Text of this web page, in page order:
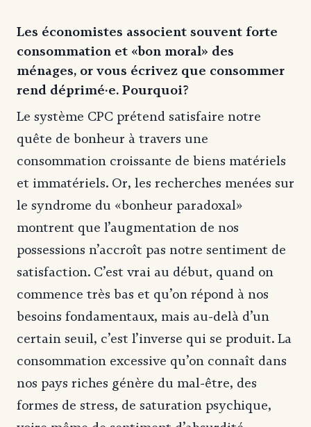
Les économistes associent souvent forte
consommation et «bon moral» des
ménages, or vous écrivez que consommer
rend déprimé·e. Pourquoi?
Le système CPC prétend satisfaire notre
quête de bonheur à travers une
consommation croissante de biens matériels
et immatériels. Or, les recherches menées sur
le syndrome du «bonheur paradoxal»
montrent que l’augmentation de nos
possessions n’accroît pas notre sentiment de
satisfaction. C’est vrai au début, quand on
commence très bas et qu’on répond à nos
besoins fondamentaux, mais au-delà d’un
certain seuil, c’est l’inverse qui se produit. La
consommation excessive qu’on connaît dans
nos pays riches génère du mal-être, des
formes de stress, de saturation psychique,